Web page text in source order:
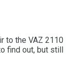
to the VAZ 2110
find out, but still